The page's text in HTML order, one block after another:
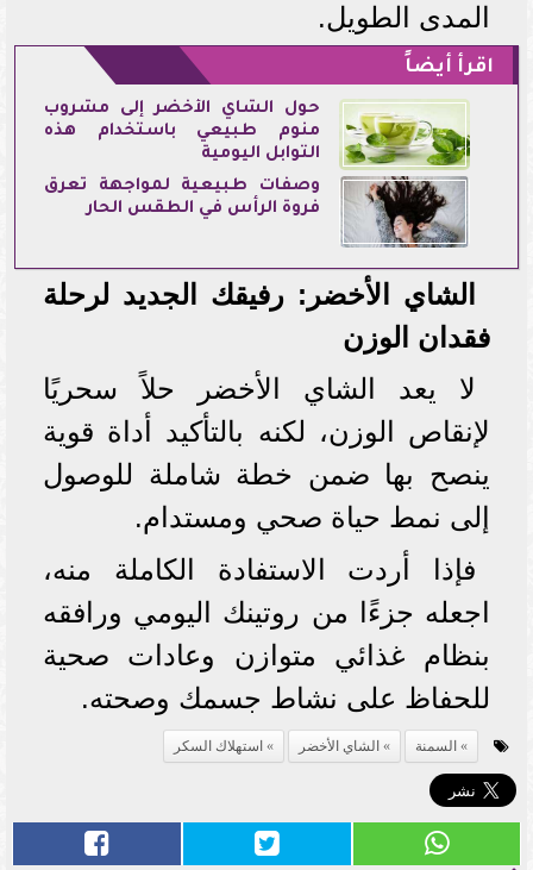
المدى الطويل.
اقرأ أيضاً
حول الشاي الأخضر إلى مشروب
منوم طبيعي باستخدام هذه
التوابل اليومية
وصفات طبيعية لمواجهة تعرق
فروة الرأس في الطقس الحار
الشاي الأخضر: رفيقك الجديد لرحلة
فقدان الوزن
لا يعد الشاي الأخضر حلاً سحريًا
لإنقاص الوزن، لكنه بالتأكيد أداة قوية
ينصح بها ضمن خطة شاملة للوصول
إلى نمط حياة صحي ومستدام.
فإذا أردت الاستفادة الكاملة منه،
اجعله جزءًا من روتينك اليومي ورافقه
بنظام غذائي متوازن وعادات صحية
للحفاظ على نشاط جسمك وصحته.
السمنة الشاي الأخضر استهلاك السكر